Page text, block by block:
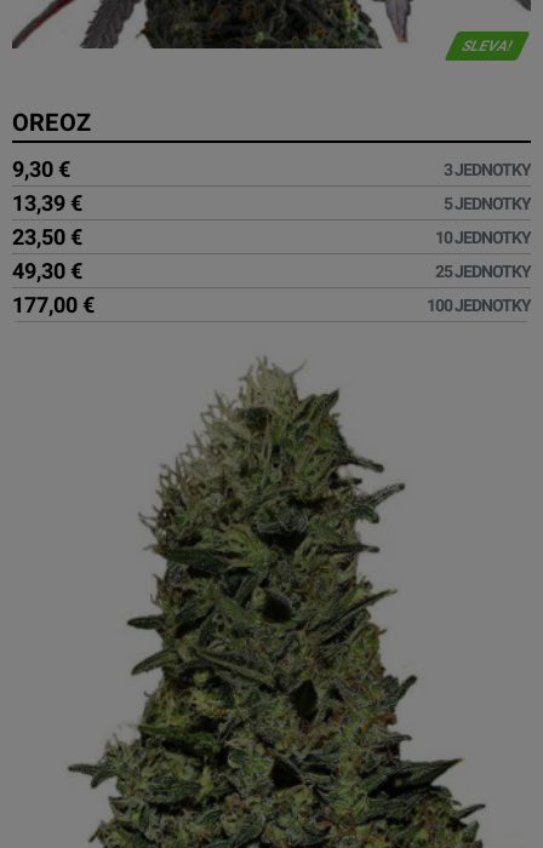
SLEVA!
OREOZ
9,30 € 3 JEDNOTKY
13,39 € 5 JEDNOTKY
23,50 € 10 JEDNOTKY
49,30 € 25 JEDNOTKY
177,00 € 100 JEDNOTKY